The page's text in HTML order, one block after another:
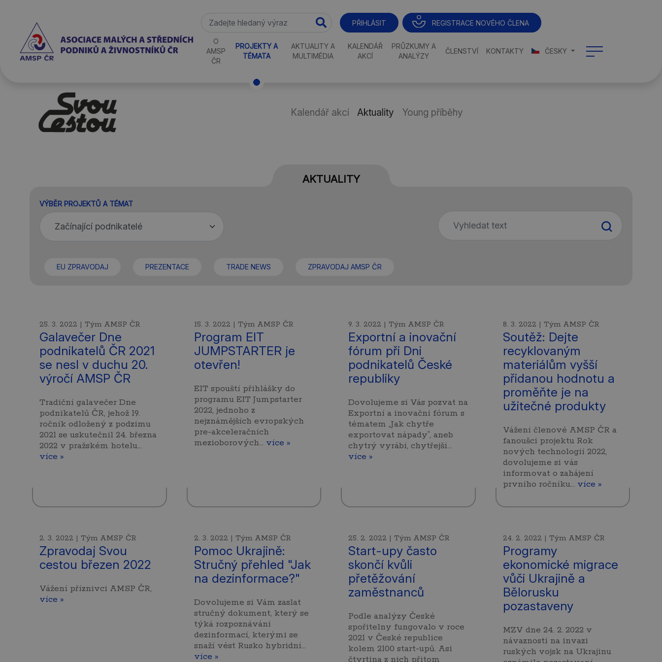
PŘIHLÁSIT REGISTRACE NOVÉHO ČLENA
O
AMSP
ČR
PROJEKTY A
TÉMATA
AKTUALITY A
MULTIMÉDIA
KALENDÁŘ
AKCÍ
PRŮZKUMY A
ANALÝZY
ČLENSTVÍ KONTAKTY ČESKY
Kalendář akcí Aktuality Young příběhy
AKTUALITY
VÝBĚR PROJEKTŮ A TÉMAT
EU ZPRAVODAJ PREZENTACE TRADE NEWS ZPRAVODAJ AMSP ČR
25. 3. 2022 | Tým AMSP ČR
Galavečer Dne
podnikatelů ČR 2021
se nesl v duchu 20.
výročí AMSP ČR
Tradiční galavečer Dne
podnikatelů ČR, jehož 19.
ročník odložený z podzimu
2021 se uskutečnil 24. března
2022 v pražském hotelu…
více »
15. 3. 2022 | Tým AMSP ČR
Program EIT
JUMPSTARTER je
otevřen!
EIT spouští přihlášky do
programu EIT Jumpstarter
2022, jednoho z
nejznámějších evropských
pre-akceleračních
mezioborových… více »
9. 3. 2022 | Tým AMSP ČR
Exportní a inovační
fórum při Dni
podnikatelů České
republiky
Dovolujeme si Vás pozvat na
Exportní a inovační fórum s
tématem „Jak chytře
exportovat nápady“, aneb
chytrý vyrábí, chytřejší…
více »
8. 3. 2022 | Tým AMSP ČR
Soutěž: Dejte
recyklovaným
materiálům vyšší
přidanou hodnotu a
proměňte je na
užitečné produkty
Vážení členové AMSP ČR a
fanoušci projektu Rok
nových technologií 2022,
dovolujeme si vás
informovat o zahájení
prvního ročníku… více »
2. 3. 2022 | Tým AMSP ČR
Zpravodaj Svou
cestou březen 2022
Vážení příznivci AMSP ČR,
více »
2. 3. 2022 | Tým AMSP ČR
Pomoc Ukrajině:
Stručný přehled "Jak
na dezinformace?"
Dovolujeme si Vám zaslat
stručný dokument, který se
týká rozpoznávání
dezinformací, kterými se
snaží vést Rusko hybridní…
více »
25. 2. 2022 | Tým AMSP ČR
Start-upy často
skončí kvůli
přetěžování
zaměstnanců
Podle analýzy České
spořitelny fungovalo v roce
2021 v České republice
kolem 2100 start-upů. Asi
čtvrtina z nich přitom
24. 2. 2022 | Tým AMSP ČR
Programy
ekonomické migrace
vůči Ukrajině a
Bělorusku
pozastaveny
MZV dne 24. 2. 2022 v
návaznosti na invazi
ruských vojsk na Ukrajinu